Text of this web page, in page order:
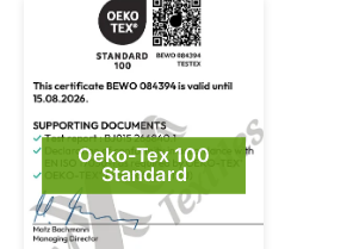
Oeko-Tex 100
Standard